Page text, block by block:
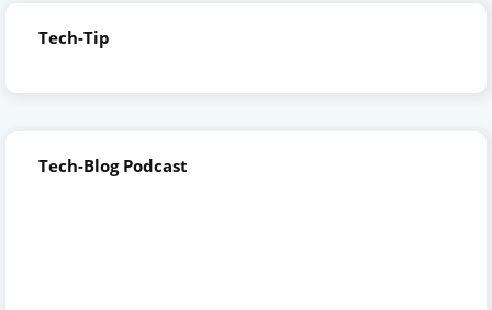
Tech-Tip
Tech-Blog Podcast